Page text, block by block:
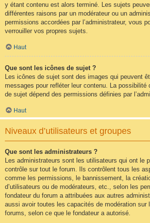
y étant contenu est alors terminé. Les sujets
différentes raisons par un modérateur ou un
permissions accordées par l’administrateur, vous
verrouiller vos propres sujets.
Haut
Que sont les icônes de sujet ?
Les icônes de sujet sont des images qui peuvent
messages pour refléter leur contenu. La possibilité
de sujet dépend des permissions définies par
Haut
Niveaux d’utilisateurs et groupes
Que sont les administrateurs ?
Les administrateurs sont les utilisateurs qui ont le
contrôle sur tout le forum. Ils contrôlent tous les
comme les permissions, le bannissement, la
d’utilisateurs ou de modérateurs, etc., selon les
fondateur du forum a attribuées aux autres
aussi avoir toutes les capacités de modération sur
forums, selon ce que le fondateur a autorisé.